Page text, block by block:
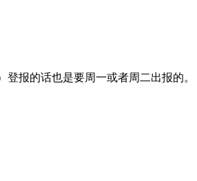
报的话也是要周一或者周二出报的。